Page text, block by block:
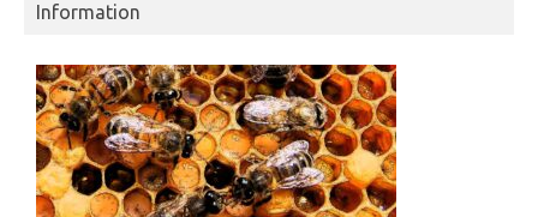
Information